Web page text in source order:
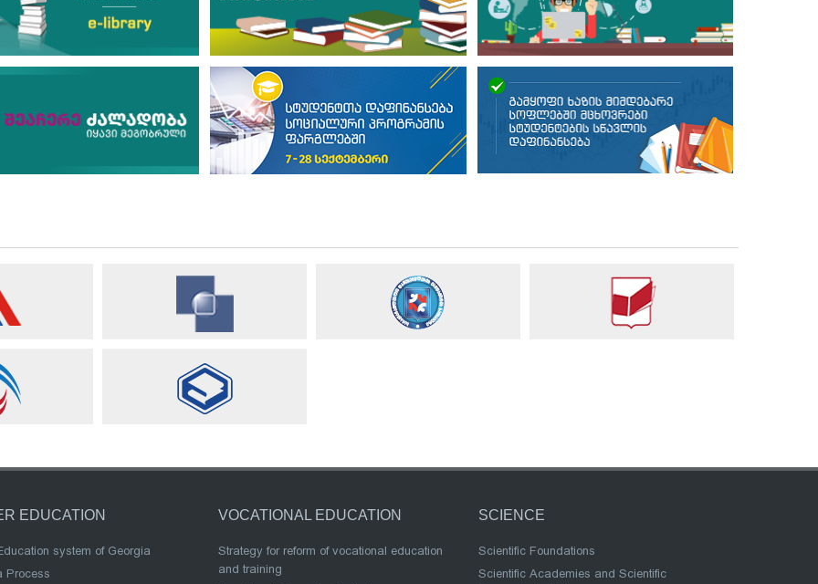
EDUCATION
system of Georgia
Process
VOCATIONAL EDUCATION
Strategy for reform of vocational education
and training
SCIENCE
Scientific Foundations
Scientific Academies and Scientific